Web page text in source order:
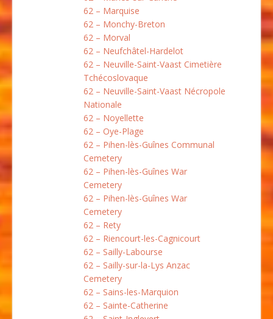
62 – Marquise
62 – Monchy-Breton
62 – Morval
62 – Neufchâtel-Hardelot
62 – Neuville-Saint-Vaast Cimetière
Tchécoslovaque
62 – Neuville-Saint-Vaast Nécropole
Nationale
62 – Noyellette
62 – Oye-Plage
62 – Pihen-lès-Guînes Communal
Cemetery
62 – Pihen-lès-Guînes War
Cemetery
62 – Pihen-lès-Guînes War
Cemetery
62 – Rety
62 – Riencourt-les-Cagnicourt
62 – Sailly-Labourse
62 – Sailly-sur-la-Lys Anzac
Cemetery
62 – Sains-les-Marquion
62 – Sainte-Catherine